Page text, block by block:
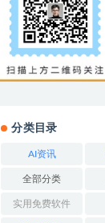
分类目录
AI资讯
全部分类
实用免费软件